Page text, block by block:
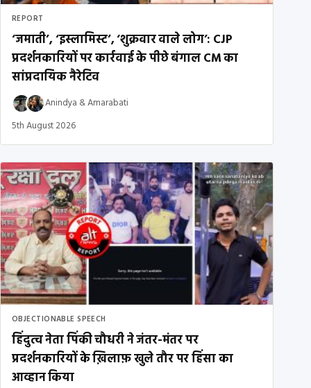
REPORT
‘जमाती’, ‘इस्लामिस्ट’, ‘शुक्रवार वाले लोग’: CJP
प्रदर्शनकारियों पर कार्रवाई के पीछे बंगाल CM का
सांप्रदायिक नैरेटिव
Anindya &Amarabati
5th August 2026
OBJECTIONABLE SPEECH
हिंदुत्व नेता पिंकी चौधरी ने जंतर-मंतर पर
प्रदर्शनकारियों के ख़िलाफ़ खुले तौर पर हिंसा का
आव्हान किया